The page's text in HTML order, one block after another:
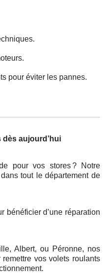
pour éviter les pannes.
aujourd’hui
pour vos stores ? Notre
tout le département de
bénéficier d’une réparation
Albert, ou Péronne, nos
vos volets roulants